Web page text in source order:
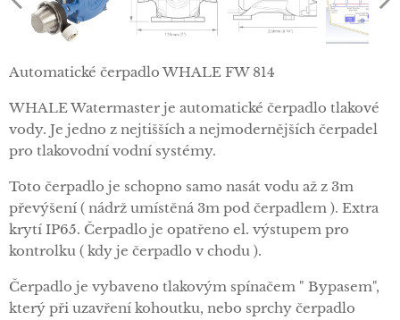
Automatické čerpadlo WHALE FW 814
WHALE Watermaster je automatické čerpadlo tlakové
vody. Je jedno z nejtišších a nejmodernějších čerpadel
pro tlakovodní vodní systémy.
Toto čerpadlo je schopno samo nasát vodu až z 3m
převýšení ( nádrž umístěná 3m pod čerpadlem ). Extra
krytí IP65. Čerpadlo je opatřeno el. výstupem pro
kontrolku ( kdy je čerpadlo v chodu ).
Čerpadlo je vybaveno tlakovým spínačem " Bypasem",
který při uzavření kohoutku, nebo sprchy čerpadlo